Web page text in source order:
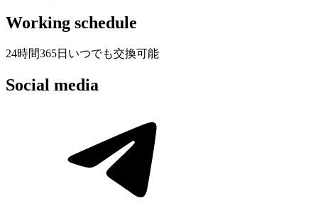
Working schedule
24時間365日いつでも交換可能
Social media